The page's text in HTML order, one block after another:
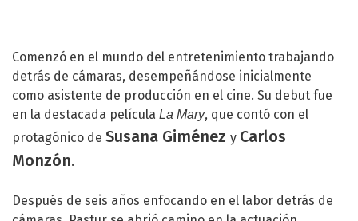
Comenzó en el mundo del entretenimiento trabajando
detrás de cámaras, desempeñándose inicialmente
como asistente de producción en el cine. Su debut fue
en la destacada película La Mary, que contó con el
protagónico de Susana Giménez y Carlos
Monzón.
Después de seis años enfocando en el labor detrás de